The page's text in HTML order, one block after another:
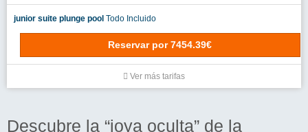
junior suite plunge pool Todo Incluido
Reservar por 7454.39€
Ver más tarifas
Descubre la “joya oculta” de la